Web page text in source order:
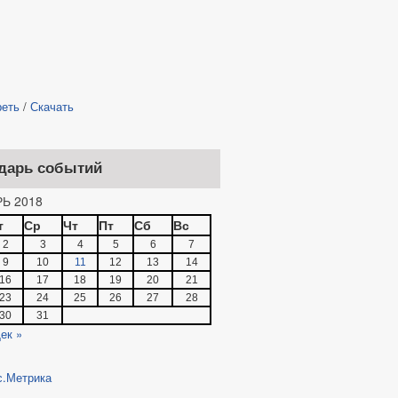
/ Скачать
событий
2018
Ср Чт Пт Сб Вс
2 3 4 5 6
7
9
10 11 12 13
14
16
17 18 19 20
21
23
24 25 26 27
28
30
31
»